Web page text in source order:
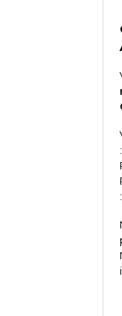
:
: